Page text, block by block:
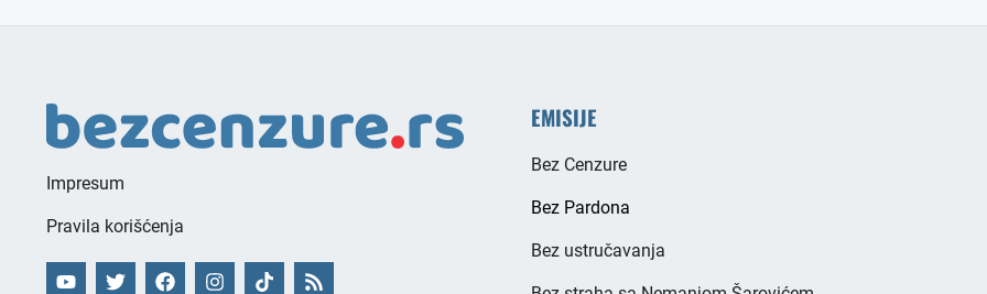
Impresum
Pravila korišćenja
EMISIJE
Bez Cenzure
Bez Pardona
Bez ustručavanja